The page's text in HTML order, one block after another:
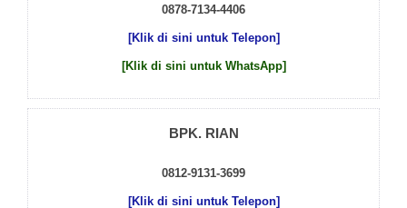
0878-7134-4406
[Klik di sini untuk Telepon]
[Klik di sini untuk WhatsApp]
BPK. RIAN
0812-9131-3699
[Klik di sini untuk Telepon]